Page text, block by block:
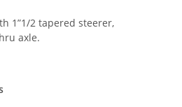
1”1/2 tapered steerer,
axle.